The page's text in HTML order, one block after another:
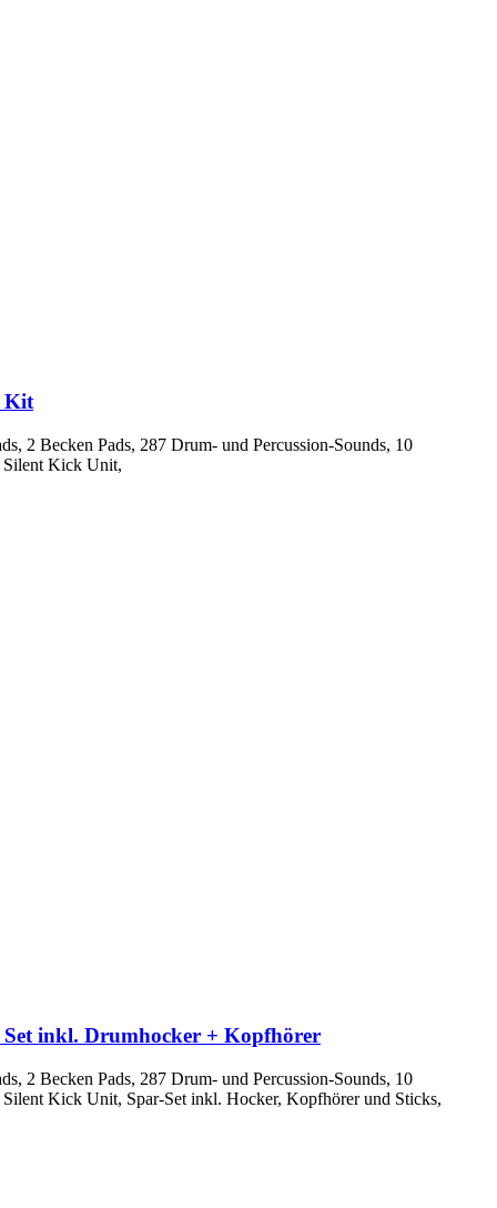
Kit
2 Becken Pads, 287 Drum- und Percussion-Sounds, 10
Silent Kick Unit,
inkl. Drumhocker + Kopfhörer
2 Becken Pads, 287 Drum- und Percussion-Sounds, 10
Kick Unit, Spar-Set inkl. Hocker, Kopfhörer und Sticks,